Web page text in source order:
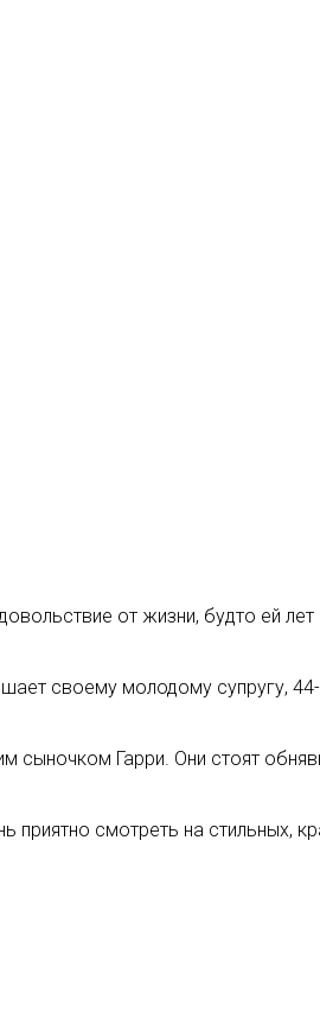
от жизни, будто ей
своему молодому супругу,
сыночком Гарри. Они стоят
приятно смотреть на стильных,